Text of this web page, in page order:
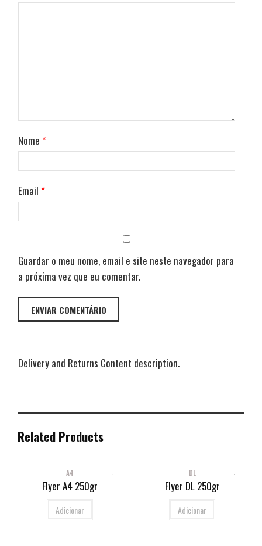
Nome *
Email *
Guardar o meu nome, email e site neste navegador para
a próxima vez que eu comentar.
Delivery and Returns Content description.
Related Products
A4
Flyer A4 250gr
Adicionar
DL
Flyer DL 250gr
Adicionar